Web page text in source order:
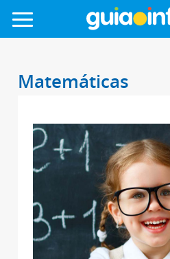
Matemáticas